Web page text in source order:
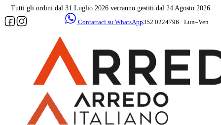
Tutti gli ordini dal 31 Luglio 2026 verranno gestiti dal 24 Agosto 2026
Contattaci su WhatsApp352 0224796 · Lun–Ven